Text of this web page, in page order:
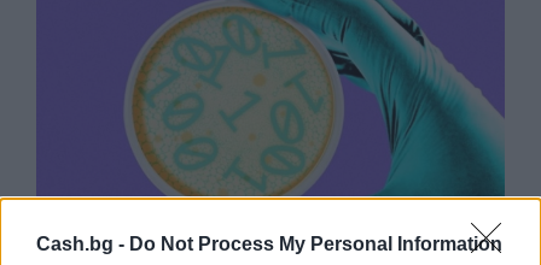
Cash.bg - Do Not Process My Personal Information